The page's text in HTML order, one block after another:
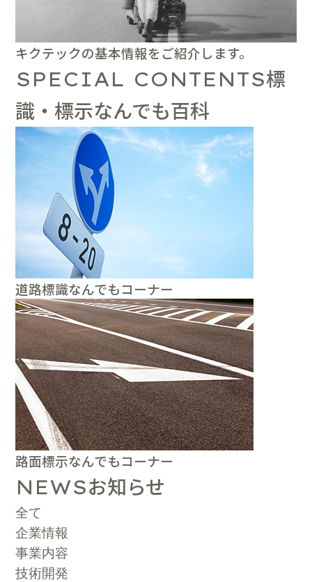
キクテックの基本情報をご紹介します。
SPECIAL CONTENTS標
識・標示なんでも百科
道路標識なんでもコーナー
路面標示なんでもコーナー
NEWSお知らせ
全て
企業情報
事業内容
技術開発